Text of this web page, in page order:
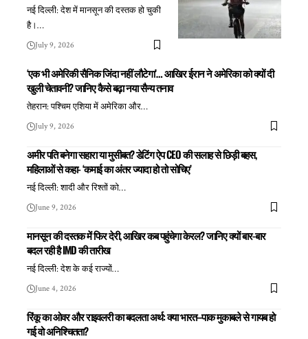
नई दिल्ली: देश में मानसून की दस्तक हो चुकी
है।…
July 9, 2026
‘एक भी अमेरिकी सैनिक जिंदा नहीं लौटेगा’… आखिर ईरान ने अमेरिका को क्यों दी
खुली चेतावनी? जानिए कैसे बढ़ा नया सैन्य तनाव
तेहरान: पश्चिम एशिया में अमेरिका और…
July 9, 2026
अमीर पति बनेगा सहारा या मुसीबत? डेटिंग ऐप CEO की सलाह से छिड़ी बहस,
महिलाओं से कहा- ‘कमाई का अंतर ज्यादा हो तो सोचिए’
नई दिल्ली: शादी और रिश्तों को…
June 9, 2026
मानसून की दस्तक में फिर देरी, आखिर कब पहुंचेगा केरल? जानिए क्यों बार-बार
बदल रही है IMD की तारीख
नई दिल्ली: देश के कई राज्यों…
June 4, 2026
रिंकू का ओवर और राइवलरी का बदलता अर्थ: क्या भारत–पाक मुकाबले से गायब हो
गई वो अनिश्चितता?